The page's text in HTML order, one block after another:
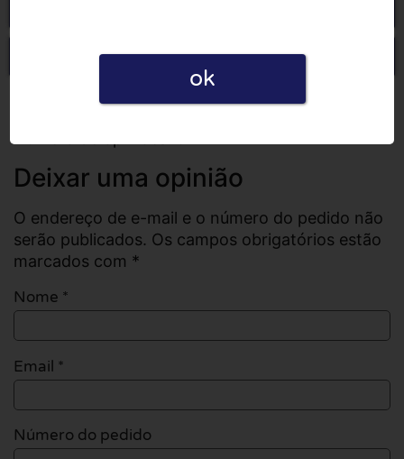
Escrever uma opinião
Todas as opiniões
Deixar uma opinião
O endereço de e-mail e o número do pedido não
serão publicados. Os campos obrigatórios estão
marcados com *
Nome *
Email *
Número do pedido
ok